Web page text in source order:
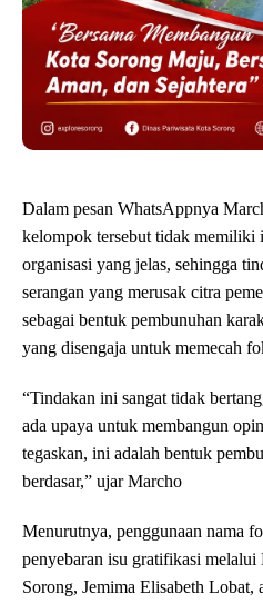
Dalam pesan WhatsAppnya
kelompok tersebut tidak memiliki
organisasi yang jelas, sehingga
serangan yang merusak citra
sebagai bentuk pembunuhan
yang disengaja untuk memecah
“Tindakan ini sangat tidak
ada upaya untuk membangun
tegaskan, ini adalah bentuk
berdasar,” ujar Marcho
Menurutnya, penggunaan nama
penyebaran isu gratifikasi
Sorong, Jemima Elisabeth Lobat,